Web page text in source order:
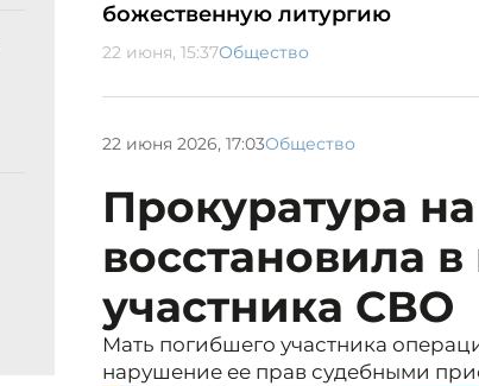
божественную литургию
22 июня, 15:37Общество
22 июня 2026, 17:03Общество
Прокуратура
восстановила
участника СВО
Мать погибшего участника
нарушение ее прав судебными